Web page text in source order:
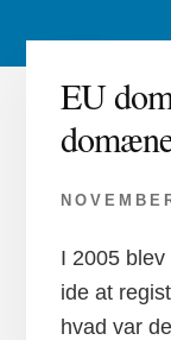
EU
I 2005
ide at
hvad var